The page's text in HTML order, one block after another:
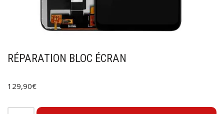
RÉPARATION BLOC ÉCRAN
129,90€